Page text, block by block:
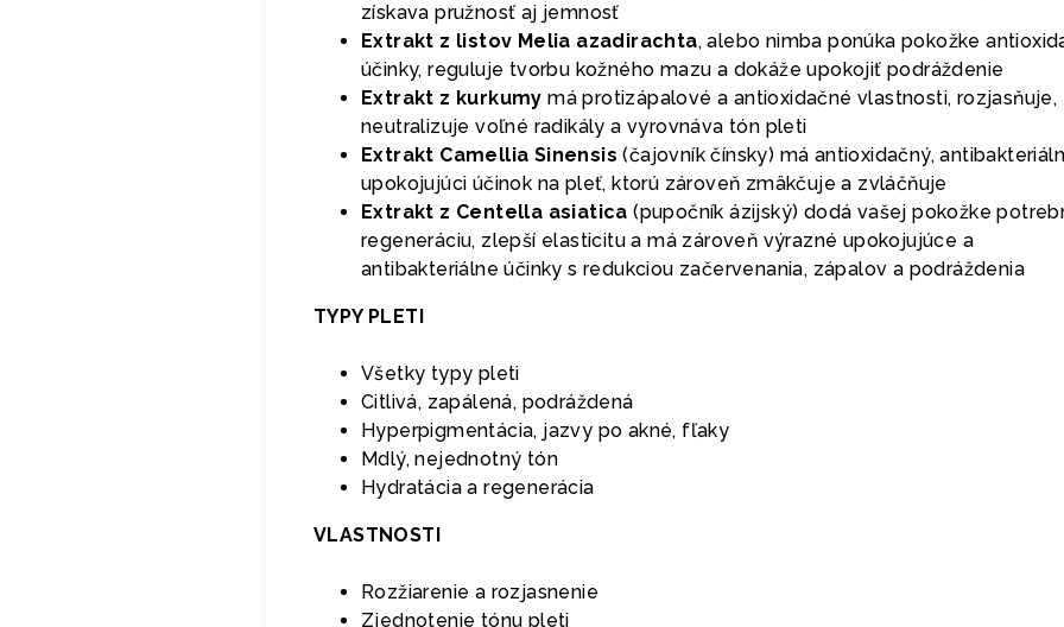
získava pružnosť aj jemnosť
Extrakt z listov Melia azadirachta, alebo nimba ponúka pokožke
účinky, reguluje tvorbu kožného mazu a dokáže upokojiť podráždenie
Extrakt z kurkumy má protizápalové a antioxidačné vlastnosti, rozjasňuje,
neutralizuje voľné radikály a vyrovnáva tón pleti
Extrakt Camellia Sinensis (čajovník čínsky) má antioxidačný,
upokojujúci účinok na pleť, ktorú zároveň zmäkčuje a zvláčňuje
Extrakt z Centella asiatica (pupočník ázijský) dodá vašej pokožke
regeneráciu, zlepší elasticitu a má zároveň výrazné upokojujúce a
antibakteriálne účinky s redukciou začervenania, zápalov a podráždenia
TYPY PLETI
Všetky typy pleti
Citlivá, zapálená, podráždená
Hyperpigmentácia, jazvy po akné, fľaky
Mdlý, nejednotný tón
Hydratácia a regenerácia
VLASTNOSTI
Rozžiarenie a rozjasnenie
Zjednotenie tónu pleti